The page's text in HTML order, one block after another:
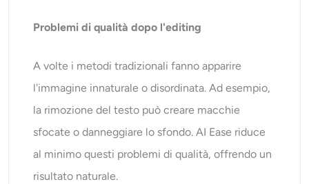
Problemi di qualità dopo l'editing
A volte i metodi tradizionali fanno apparire
l'immagine innaturale o disordinata. Ad esempio,
la rimozione del testo può creare macchie
sfocate o danneggiare lo sfondo. AI Ease riduce
al minimo questi problemi di qualità, offrendo un
risultato naturale.